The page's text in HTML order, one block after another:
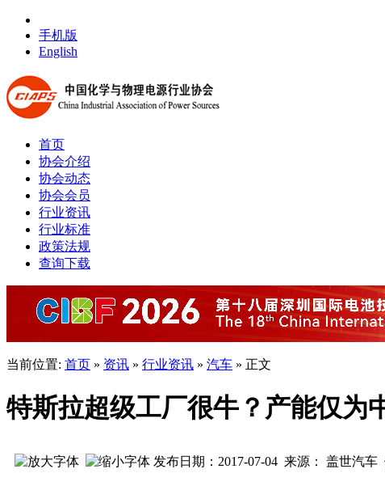
手机版
English
首页
协会介绍
协会动态
协会会员
行业资讯
行业标准
政策法规
查询下载
当前位置: 首页 » 资讯 » 行业资讯 » 汽车 » 正文
特斯拉超级工厂很牛？产能仅为
发布日期：2017-07-04 来源： 盖世汽车